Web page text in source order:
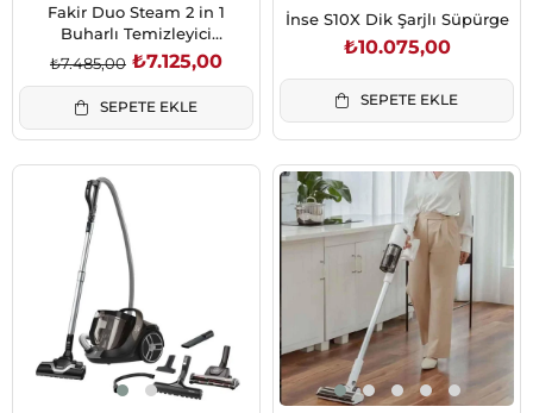
Fakir Duo Steam 2 in 1
Buharlı Temizleyici
(41005249)
₺7.125,00
₺7.485,00
SEPETE EKLE
İnse S10X Dik Şarjlı Süpürge
₺10.075,00
SEPETE EKLE